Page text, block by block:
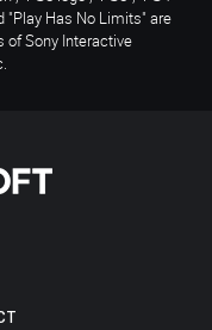
"Play Has No Limits" are
of Sony Interactive